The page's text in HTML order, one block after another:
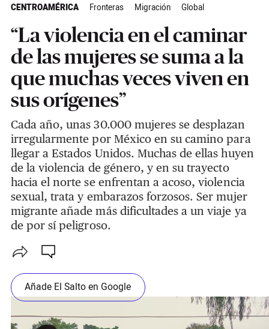
CENTROAMÉRICA Fronteras Migración Global
“La violencia en el caminar
de las mujeres se suma a la
que muchas veces viven en
sus orígenes”
Cada año, unas 30.000 mujeres se desplazan
irregularmente por México en su camino para
llegar a Estados Unidos. Muchas de ellas huyen
de la violencia de género, y en su trayecto
hacia el norte se enfrentan a acoso, violencia
sexual, trata y embarazos forzosos. Ser mujer
migrante añade más dificultades a un viaje ya
de por sí peligroso.
Añade El Salto en Google